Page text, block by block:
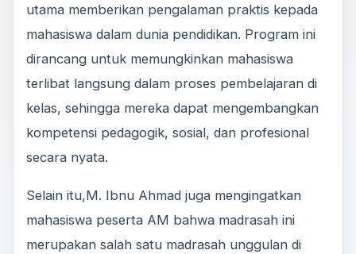
utama memberikan pengalaman praktis kepada
mahasiswa dalam dunia pendidikan. Program ini
dirancang untuk memungkinkan mahasiswa
terlibat langsung dalam proses pembelajaran di
kelas, sehingga mereka dapat mengembangkan
kompetensi pedagogik, sosial, dan profesional
secara nyata.
Selain itu,M. Ibnu Ahmad juga mengingatkan
mahasiswa peserta AM bahwa madrasah ini
merupakan salah satu madrasah unggulan di